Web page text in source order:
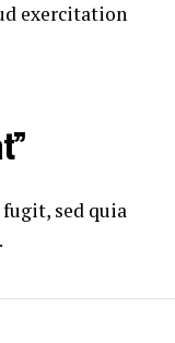
exercitation
sed quia